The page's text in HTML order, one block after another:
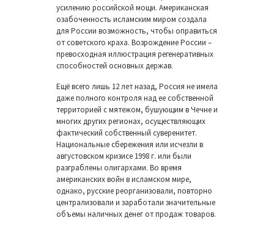
усилению российской мощи. Американская
озабоченность исламским миром создала
для России возможность, чтобы оправиться
от советского краха. Возрождение России –
превосходная иллюстрация регенеративных
способностей основных держав.
Ещё всего лишь 12 лет назад, Россия не имела
даже полного контроля над ее собственной
территорией с мятежом, бушующим в Чечне и
многих других регионах, осуществляющих
фактический собственный суверенитет.
Национальные сбережения или исчезли в
августовском кризисе 1998 г. или были
разграблены олигархами. Во время
американских войн в исламском мире,
однако, русские реорганизовали, повторно
централизовали и заработали значительные
объемы наличных денег от продаж товаров.